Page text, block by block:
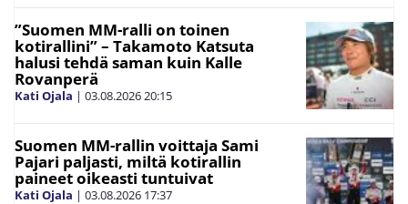
”Suomen MM-ralli on toinen
kotirallini” – Takamoto Katsuta
halusi tehdä saman kuin Kalle
Rovanperä
Kati Ojala | 03.08.202620:15
Suomen MM-rallin voittaja Sami
Pajari paljasti, miltä kotirallin
paineet oikeasti tuntuivat
Kati Ojala | 03.08.2026 17:37